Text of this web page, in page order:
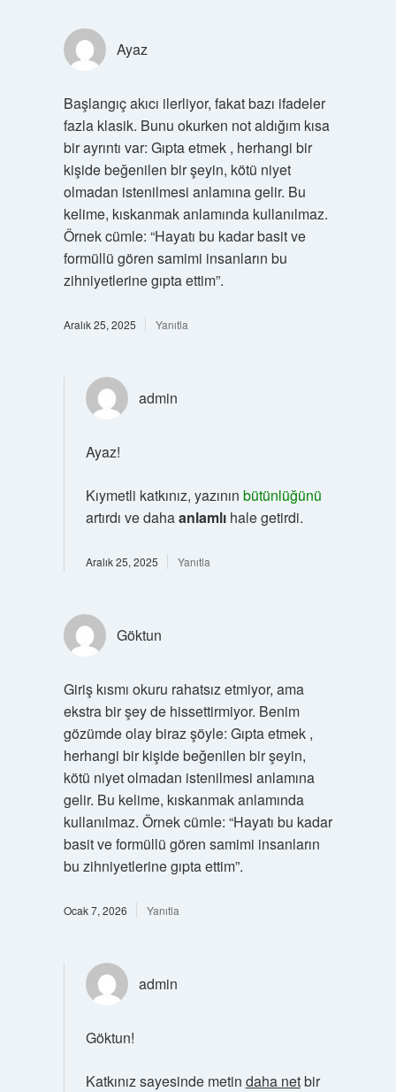
Ayaz
Başlangıç akıcı ilerliyor, fakat bazı ifadeler
fazla klasik. Bunu okurken not aldığım kısa
bir ayrıntı var: Gıpta etmek , herhangi bir
kişide beğenilen bir şeyin, kötü niyet
olmadan istenilmesi anlamına gelir. Bu
kelime, kıskanmak anlamında kullanılmaz.
Örnek cümle: “Hayatı bu kadar basit ve
formüllü gören samimi insanların bu
zihniyetlerine gıpta ettim”.
Aralık 25, 2025 Yanıtla
admin
Ayaz!
Kıymetli katkınız, yazının bütünlüğünü
artırdı ve dahaanlamlıhale getirdi.
Aralık 25, 2025 Yanıtla
Göktun
Giriş kısmı okuru rahatsız etmiyor, ama
ekstra bir şey de hissettirmiyor. Benim
gözümde olay biraz şöyle: Gıpta etmek ,
herhangi bir kişide beğenilen bir şeyin,
kötü niyet olmadan istenilmesi anlamına
gelir. Bu kelime, kıskanmak anlamında
kullanılmaz. Örnek cümle: “Hayatı bu kadar
basit ve formüllü gören samimi insanların
bu zihniyetlerine gıpta ettim”.
Ocak 7, 2026 Yanıtla
admin
Göktun!
Katkınız sayesinde metin daha netbir